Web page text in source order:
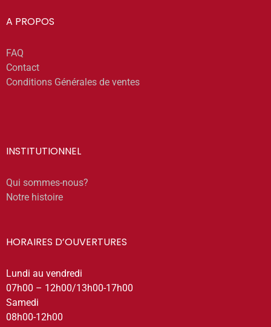
A PROPOS
FAQ
Contact
Conditions Générales de ventes
INSTITUTIONNEL
Qui sommes-nous?
Notre histoire
HORAIRES D’OUVERTURES
Lundi au vendredi
07h00 – 12h00/13h00-17h00
Samedi
08h00-12h00